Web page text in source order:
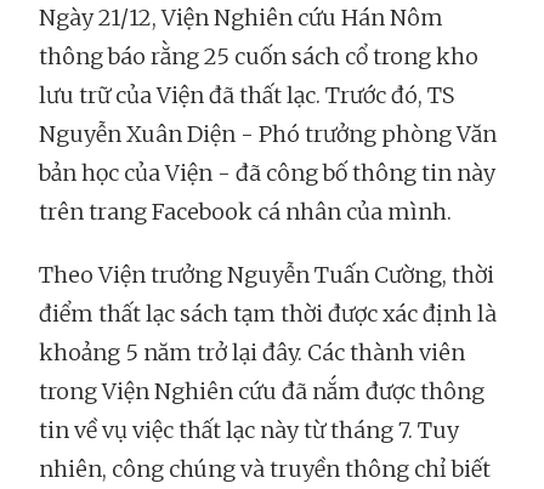
Ngày 21/12, Viện Nghiên cứu Hán Nôm
thông báo rằng 25 cuốn sách cổ trong kho
lưu trữ của Viện đã thất lạc. Trước đó, TS
Nguyễn Xuân Diện - Phó trưởng phòng Văn
bản học của Viện - đã công bố thông tin này
trên trang Facebook cá nhân của mình.
Theo Viện trưởng Nguyễn Tuấn Cường, thời
điểm thất lạc sách tạm thời được xác định là
khoảng 5 năm trở lại đây. Các thành viên
trong Viện Nghiên cứu đã nắm được thông
tin về vụ việc thất lạc này từ tháng 7. Tuy
nhiên, công chúng và truyền thông chỉ biết